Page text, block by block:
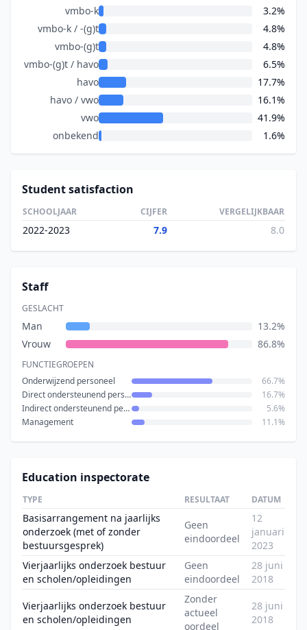
vmbo-k
3.2%
vmbo-k / -(g)t
4.8%
vmbo-(g)t
4.8%
vmbo-(g)t / havo
6.5%
havo
17.7%
havo / vwo
16.1%
vwo
41.9%
onbekend
1.6%
Student satisfaction
SCHOOLJAAR CIJFER VERGELIJKBAAR
2022-2023 7.9 8.0
Staff
GESLACHT
Man
13.2%
Vrouw
86.8%
FUNCTIEGROEPEN
Onderwijzend personeel
66.7%
Direct ondersteunend personeel
16.7%
Indirect ondersteunend personeel
5.6%
Management
11.1%
Education inspectorate
TYPE RESULTAAT DATUM
Basisarrangement na jaarlijks
onderzoek (met of zonder
bestuursgesprek)
Geen
eindoordeel
12
januari
2023
Vierjaarlijks onderzoek bestuur
en scholen/opleidingen
Geen
eindoordeel
28 juni
2018
Vierjaarlijks onderzoek bestuur
en scholen/opleidingen
Zonder
actueel
oordeel
28 juni
2018